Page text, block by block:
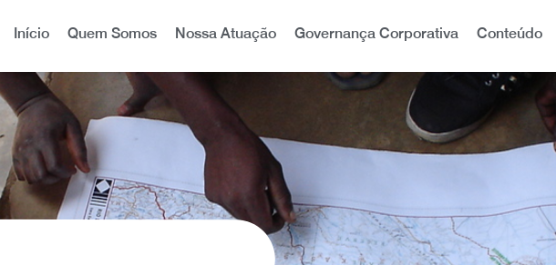
Início Quem Somos Nossa Atuação Governança Corporativa Conteúdo